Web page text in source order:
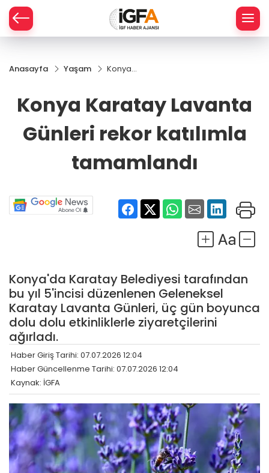
Anasayfa Yaşam
Konya
Günleri
katılımla
tamamlandı
Konya Karatay Lavanta
Günleri rekor katılımla
tamamlandı
Konya'da Karatay Belediyesi tarafından
bu yıl 5'incisi düzenlenen Geleneksel
Karatay Lavanta Günleri, üç gün boyunca
dolu dolu etkinliklerle ziyaretçilerini
ağırladı.
Haber Giriş Tarihi: 07.07.2026 12:04
Haber Güncellenme Tarihi: 07.07.2026 12:04
Kaynak: İGFA